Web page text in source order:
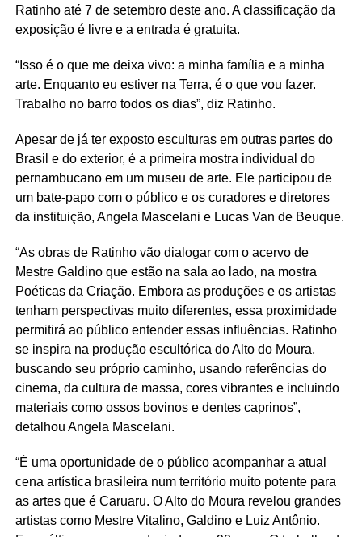
Ratinho até 7 de setembro deste ano. A classificação da
exposição é livre e a entrada é gratuita.
“Isso é o que me deixa vivo: a minha família e a minha
arte. Enquanto eu estiver na Terra, é o que vou fazer.
Trabalho no barro todos os dias”, diz Ratinho.
Apesar de já ter exposto esculturas em outras partes do
Brasil e do exterior, é a primeira mostra individual do
pernambucano em um museu de arte. Ele participou de
um bate-papo com o público e os curadores e diretores
da instituição, Angela Mascelani e Lucas Van de Beuque.
“As obras de Ratinho vão dialogar com o acervo de
Mestre Galdino que estão na sala ao lado, na mostra
Poéticas da Criação. Embora as produções e os artistas
tenham perspectivas muito diferentes, essa proximidade
permitirá ao público entender essas influências. Ratinho
se inspira na produção escultórica do Alto do Moura,
buscando seu próprio caminho, usando referências do
cinema, da cultura de massa, cores vibrantes e incluindo
materiais como ossos bovinos e dentes caprinos”,
detalhou Angela Mascelani.
“É uma oportunidade de o público acompanhar a atual
cena artística brasileira num território muito potente para
as artes que é Caruaru. O Alto do Moura revelou grandes
artistas como Mestre Vitalino, Galdino e Luiz Antônio.